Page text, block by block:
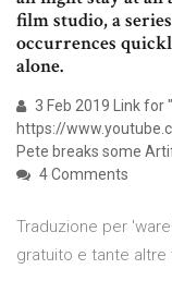
film studio, a
occurrences
alone.
3 Feb 2019 Link for
https://
Pete breaks some
4 Comments
Traduzione per
gratuito e tante altre